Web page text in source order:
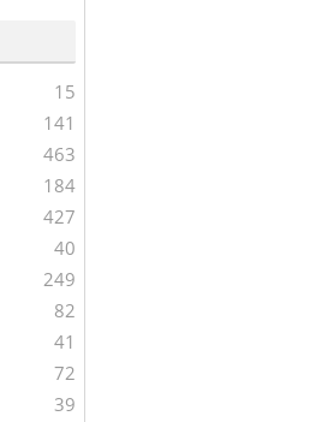
15
141
463
184
427
40
249
82
41
72
39